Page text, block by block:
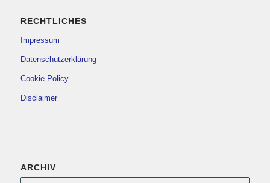
RECHTLICHES
Impressum
Datenschutzerklärung
Cookie Policy
Disclaimer
ARCHIV